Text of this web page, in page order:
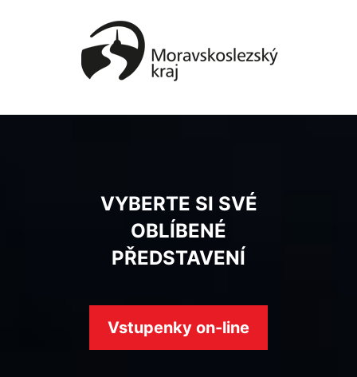
VYBERTE SI SVÉ
OBLÍBENÉ
PŘEDSTAVENÍ
Vstupenky on-line